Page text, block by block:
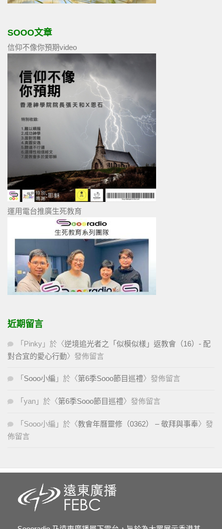
SOOO文章
信仰不像你預期video
運用電台推廣生死教育
近期留言
「 Pinky 」於〈逆境追光者之「似模似樣」返教會（16）- 配
對合宜的愛心行動〉發佈留言
「 Sooo小編 」於〈第6季Sooo節目巡禮〉發佈留言
「 yan 」於〈第6季Sooo節目巡禮〉發佈留言
「 Sooo小編 」於〈教會年曆靈修（0362） – 敬拜與事奉〉發
佈留言